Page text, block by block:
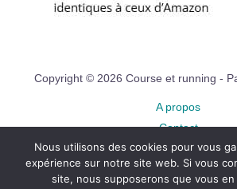
Copyright © 2026 Course et running -
A propos
Contact
Plan du site
Mentions légales
Nous utilisons des cookies pour vous
expérience sur notre site web. Si vous
site, nous supposerons que vous